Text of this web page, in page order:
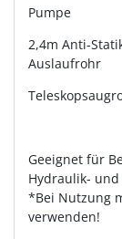
Pumpe
2,4m Anti-
Auslaufrohr
Geeignet für
Hydraulik-
*Bei Nutzung
verwenden!